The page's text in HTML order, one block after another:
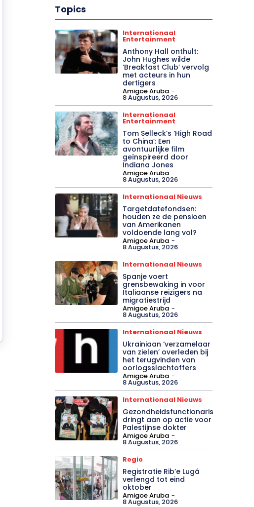
Topics
Internationaal
Entertainment
Anthony Hall onthult:
John Hughes wilde
‘Breakfast Club’ vervolg
met acteurs in hun
dertigers
Amigoe Aruba -
8 Augustus, 2026
Internationaal
Entertainment
Tom Selleck’s ‘High Road
to China’: Een
avontuurlijke film
geïnspireerd door
Indiana Jones
Amigoe Aruba -
8 Augustus, 2026
Internationaal Nieuws
Targetdatefondsen:
houden ze de pensioen
van Amerikanen
voldoende lang vol?
Amigoe Aruba -
8 Augustus, 2026
Internationaal Nieuws
Spanje voert
grensbewaking in voor
Italiaanse reizigers na
migratiestrijd
Amigoe Aruba -
8 Augustus, 2026
Internationaal Nieuws
Ukrainiaan ‘verzamelaar
van zielen’ overleden bij
het terugvinden van
oorlogsslachtoffers
Amigoe Aruba -
8 Augustus, 2026
Internationaal Nieuws
Gezondheidsfunctionaris
dringt aan op actie voor
Palestijnse dokter
Amigoe Aruba -
8 Augustus, 2026
Regio
Registratie Rib’e Lugá
verlengd tot eind
oktober
Amigoe Aruba -
8 Augustus, 2026